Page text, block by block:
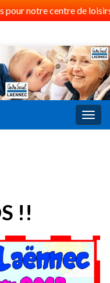
pour notre centre de
!!